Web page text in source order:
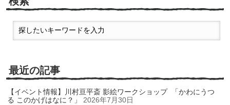
最近の記事
【イベント情報】川村亘平斎 影絵ワークショップ 「かわにうつ
る このかげはなに？」
2026年7月30日